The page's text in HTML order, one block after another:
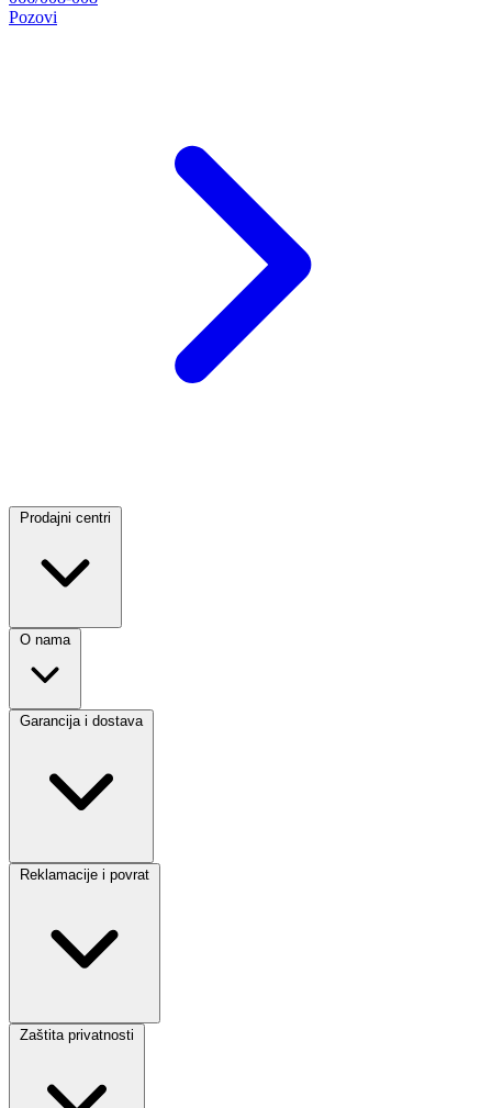
Pozovi
Prodajni centri
O nama
Garancija i dostava
Reklamacije i povrat
Zaštita privatnosti